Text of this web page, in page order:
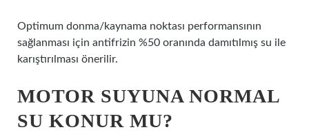
Optimum donma/kaynama noktası performansının
sağlanması için antifrizin %50 oranında damıtılmış su ile
karıştırılması önerilir.
MOTOR SUYUNA NORMAL
SU KONUR MU?